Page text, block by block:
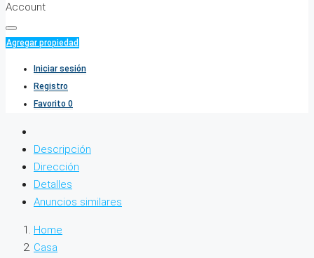
Account
Agregar propiedad
Iniciar sesión
Registro
Favorito 0
Descripción
Dirección
Detalles
Anuncios similares
Home
Casa